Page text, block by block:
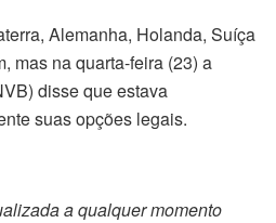
Alemanha, Holanda, Suíça
mas na quarta-feira (23) a
disse que estava
suas opções legais.
a qualquer momento